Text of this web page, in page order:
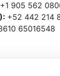
+1 905 562
+52 442 214
65016548